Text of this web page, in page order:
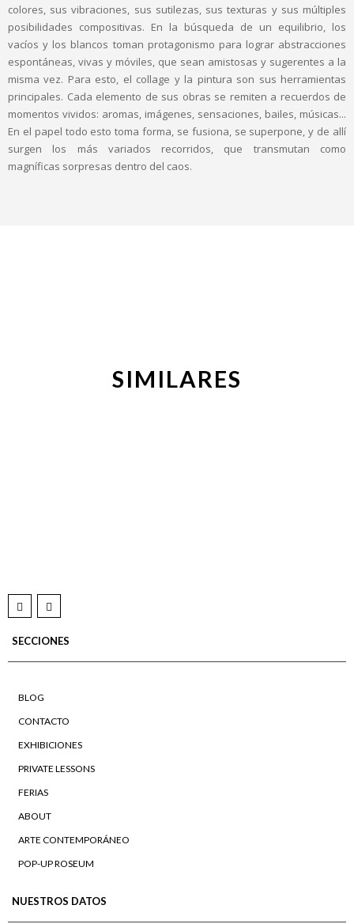
colores, sus vibraciones, sus sutilezas, sus texturas y sus múltiples
posibilidades compositivas. En la búsqueda de un equilibrio, los
vacíos y los blancos toman protagonismo para lograr abstracciones
espontáneas, vivas y móviles, que sean amistosas y sugerentes a la
misma vez. Para esto, el collage y la pintura son sus herramientas
principales. Cada elemento de sus obras se remiten a recuerdos de
momentos vividos: aromas, imágenes, sensaciones, bailes, músicas...
En el papel todo esto toma forma, se fusiona, se superpone, y de allí
surgen los más variados recorridos, que transmutan como
magníficas sorpresas dentro del caos.
SIMILARES
SECCIONES
BLOG
CONTACTO
EXHIBICIONES
PRIVATE LESSONS
FERIAS
ABOUT
ARTE CONTEMPORÁNEO
POP-UP ROSEUM
NUESTROS DATOS